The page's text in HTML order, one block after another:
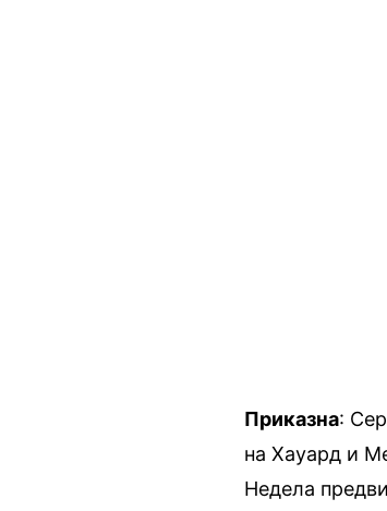
Приказна:
на Хауард и
Недела